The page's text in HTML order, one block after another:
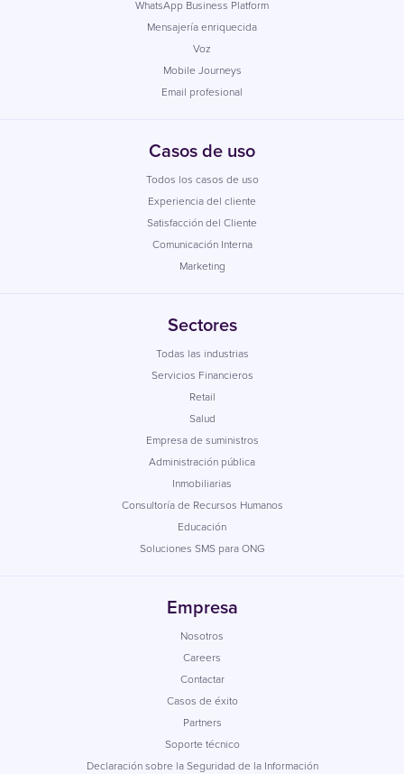
WhatsApp Business Platform
Mensajería enriquecida
Voz
Mobile Journeys
Email profesional
Casos de uso
Todos los casos de uso
Experiencia del cliente
Satisfacción del Cliente
Comunicación Interna
Marketing
Sectores
Todas las industrias
Servicios Financieros
Retail
Salud
Empresa de suministros
Administración pública
Inmobiliarias
Consultoría de Recursos Humanos
Educación
Soluciones SMS para ONG
Empresa
Nosotros
Careers
Contactar
Casos de éxito
Partners
Soporte técnico
Declaración sobre la Seguridad de la Información